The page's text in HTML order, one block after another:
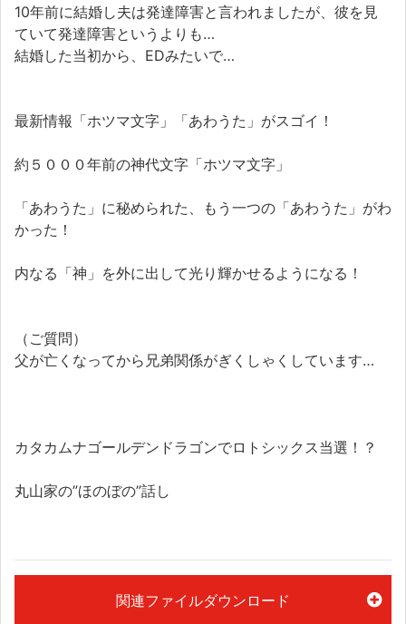
10年前に結婚し夫は発達障害と言われましたが、彼を見
ていて発達障害というよりも…
結婚した当初から、EDみたいで…
最新情報「ホツマ文字」「あわうた」がスゴイ！
約５０００年前の神代文字「ホツマ文字」
「あわうた」に秘められた、もう一つの「あわうた」がわ
かった！
内なる「神」を外に出して光り輝かせるようになる！
（ご質問）
父が亡くなってから兄弟関係がぎくしゃくしています…
カタカムナゴールデンドラゴンでロトシックス当選！？
丸山家の”ほのぼの”話し
関連ファイルダウンロード